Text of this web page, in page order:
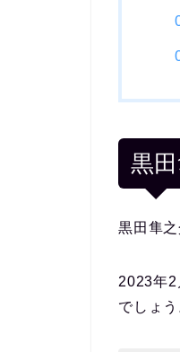
黒
黒田隼
2023年2
でしょう